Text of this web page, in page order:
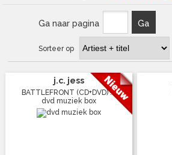
Ga naar pagina Ga
Sorteer op
j.c. jess
BATTLEFRONT (CD+DVD) ...
dvd muziek box